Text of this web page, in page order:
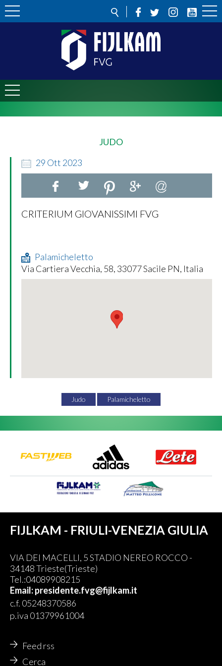
JUDO
29 Ott 2023
CRITERIUM GIOVANISSIMI FVG
Palamicheletto
Via Cartiera Vecchia, 58, 33077 Sacile PN, Italia
Judo Palamicheletto
FIJLKAM - FRIULI-VENEZIA GIULIA
VIA DEI MACELLI, 5 STADIO NEREO ROCCO -
34148 Trieste(Trieste)
Tel.:04089908215
Email: presidente.fvg@fijlkam.it
c.f. 05248370586
p.iva 01379961004
Feed rss
Cerca